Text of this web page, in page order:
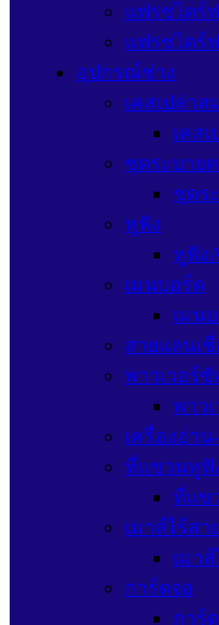
แฟรชไดร์ฟ
แฟรชไดร์ฟ
อุปกรณ์ช่าง
เคสเปล่า
เคส
ชุดระบาย
ชุดร
หูฟัง
หูฟัง
เมนบอร์ด
เมน
สายแลนเ
พาวเวอร์
พาว
เครื่องอ่า
ที่แขวนหูฟั
ที่แข
เมาส์ไร้สาย
เมา
การ์ดจอ
การ์